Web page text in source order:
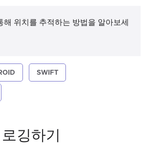
해 위치를 추적하는 방법을 알아보세
SWIFT
깅하기